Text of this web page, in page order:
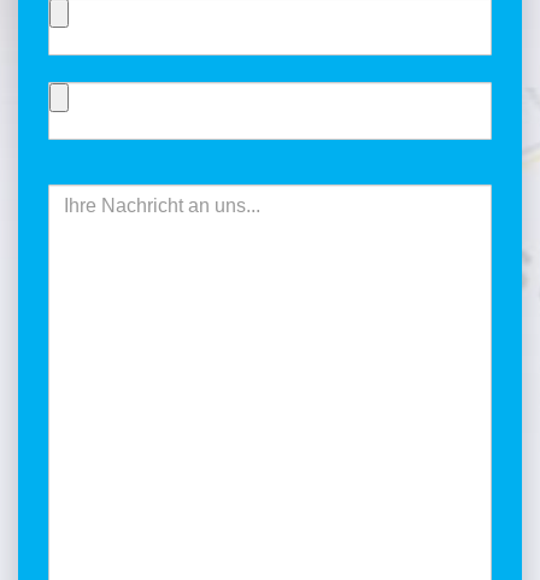
weitere
Bewerbungsunterlagen
hochladen
Ihre
Nachricht